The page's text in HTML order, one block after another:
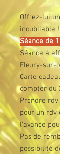
Offrez-lui
inoubliable !
Séance de
Séance à
Fleury-sur-
Carte
compter du
Prendre
pour un rdv
l'avance
Pas de
possibilité